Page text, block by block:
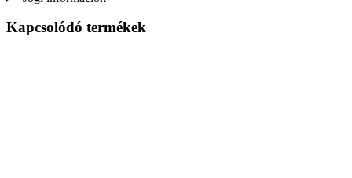
Kapcsolódó termékek